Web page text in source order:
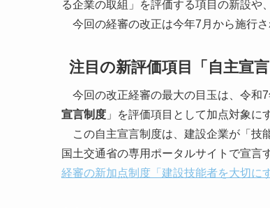
る企業の取組」を評価する項目の新設や
今回の経審の改正は今年7月から施行さ
注目の新評価項目「自主宣
今回の改正経審の最大の目玉は、令和
宣言制度 」を評価項目として加点対象に
この自主宣言制度は、建設企業が「技
国土交通省の専用ポータルサイトで宣言
経審の新加点制度「建設技能者を大切に